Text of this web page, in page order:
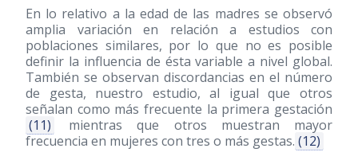
En lo relativo a la edad de las madres se observó
amplia variación en relación a estudios con
poblaciones similares, por lo que no es posible
definir la influencia de ésta variable a nivel global.
También se observan discordancias en el número
de gesta, nuestro estudio, al igual que otros
señalan como más frecuente la primera gestación
(11)
mientras que otros muestran mayor
frecuencia en mujeres con tres o más gestas. (12)